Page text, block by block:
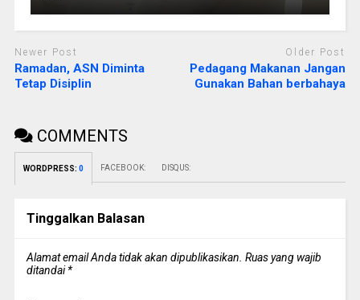
Newer Post
Ramadan, ASN Diminta
Tetap Disiplin
Older Post
Pedagang Makanan Jangan
Gunakan Bahan berbahaya
COMMENTS
WORDPRESS: 0 FACEBOOK: DISQUS:
Tinggalkan Balasan
Alamat email Anda tidak akan dipublikasikan. Ruas yang wajib
ditandai*